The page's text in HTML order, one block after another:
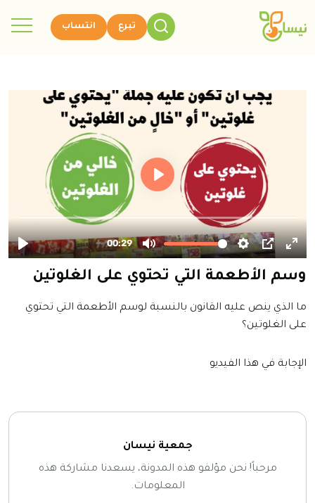
تبرع انتساب
وسم الأطعمة التي تحتوي على الغلوتين
ما الذي ينص عليه القانون بالنسبة لوسم الأطعمة التي تحتوي
على الغلوتين؟
الإجابة في هذا الفيديو
جمعية نيسان
مرحباً! نحن مؤلفو هذه المدونة، يسعدنا مشاركة هذه
المعلومات.